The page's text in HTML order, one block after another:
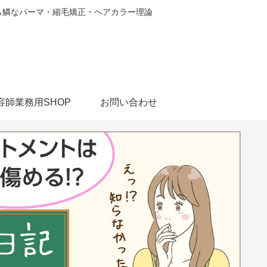
なパーマ・縮毛矯正・ヘアカラー理論
師業務用SHOP お問い合わせ